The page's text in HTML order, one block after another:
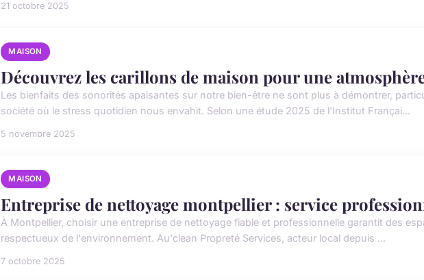
21 octobre 2025
MAISON
Découvrez les carillons de maison pour une
Les bienfaits des sonorités apaisantes sur notre bien-être ne sont plus à démontrer,
société où le stress quotidien nous envahit. Selon une étude 2025 de l'Institut Françai...
5 novembre 2025
MAISON
Entreprise de nettoyage montpellier : service
À Montpellier, choisir une entreprise de nettoyage fiable et professionnelle garantit des
respectueux de l'environnement. Au'clean Propreté Services, acteur local depuis ...
7 octobre 2025